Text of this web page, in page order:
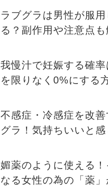
ラブグラは男性が服
る？副作用や注意点も
我慢汁で妊娠する確
を限りなく0%にする
不感症・冷感症を改
グラ！気持ちいいと感
媚薬のように使える
なる女性の為の「薬」